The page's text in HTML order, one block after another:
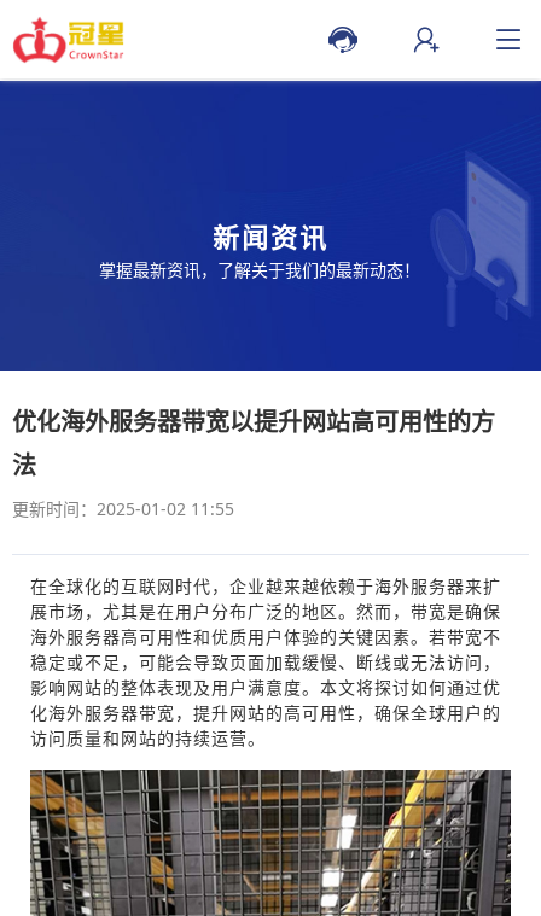
新闻资讯
掌握最新资讯，了解关于我们的最新动态！
优化海外服务器带宽以提升网站高可用性的方
法
更新时间：2025-01-02 11:55
在全球化的互联网时代，企业越来越依赖于海外服务器来扩
展市场，尤其是在用户分布广泛的地区。然而，带宽是确保
海外服务器高可用性和优质用户体验的关键因素。若带宽不
稳定或不足，可能会导致页面加载缓慢、断线或无法访问，
影响网站的整体表现及用户满意度。本文将探讨如何通过优
化海外服务器带宽，提升网站的高可用性，确保全球用户的
访问质量和网站的持续运营。